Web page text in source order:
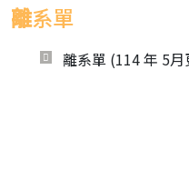
離系單
離系單 (114 年 5月